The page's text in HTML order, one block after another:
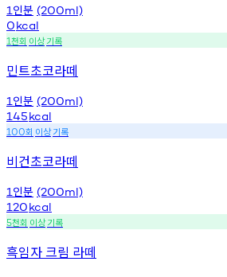
1 인분 (200ml)
0kcal
1천회 이상기록
민트초코라떼
1 인분 (200ml)
145kcal
100회 이상기록
비건초코라떼
1 인분 (200ml)
120kcal
5천회 이상기록
흑임자 크림 라떼